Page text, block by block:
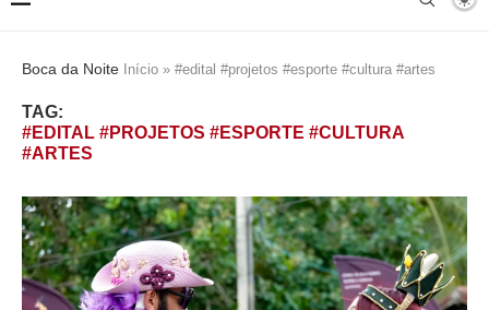
Boca da Noite Início » #edital #projetos #esporte #cultura #artes
TAG:
#EDITAL #PROJETOS #ESPORTE #CULTURA
#ARTES